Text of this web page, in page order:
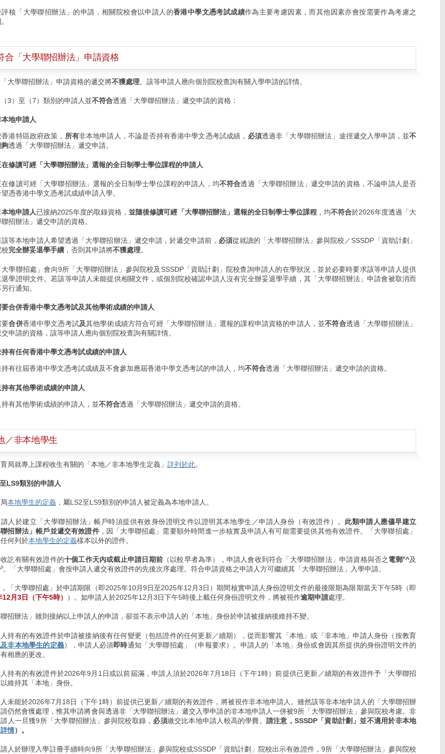
評核「⼤學聯招辦法」的申請，相關院校會以申請人的香港中學文憑考試成績作為主要考慮因素，而其他因素亦會按需要作為考慮之
合「大學聯招辦法」申請資格
大學聯招辦法」申請資格的遞交將不獲處理。該等申請人應向個別院校查詢有關入學申請的詳情。
3）至（7）類別的申請人並不符合透過「大學聯招辦法」遞交申請的資格：
本地申請人
香港特區政府政策， 所有非本地申請人，不論是否持有香港中學文憑考試成績， 必須透過非「大學聯招辦法」途徑遞交入學申請，並不
夠透過「大學聯招辦法」遞交申請。
在修讀可經「大學聯招辦法」選報的全日制學士學位課程的申請人
在修讀可經「大學聯招辦法」選報的全日制學士學位課程的申請人，均不符合透過「大學聯招辦法」遞交申請的資格，不論申請人是否
望憑香港中學文憑考試成績申請入學。
本地申請人已接納2025年度的取錄資格，並隨後修讀可經「大學聯招辦法」選報的全日制學士學位課程，均不符合於2026年度透過「大
招辦法」遞交申請的資格。
該等本地申請人希望透過「大學聯招辦法」遞交申請，於遞交申請前， 必須從就讀的「大學聯招辦法」參與院校／SSSDP「資助計劃」
完全辦妥退學手續 ，否則其申請將不獲處理。
大學聯招處」會向9所「大學聯招辦法」參與院校及SSSDP「資助計劃」院校查詢申請人的在學狀況，並於必要時要求該等申請人提供
退學證明文件。若該等申請人未能提供相關文件，或個別院校確認申請人沒有完全辦妥退學手續，其「大學聯招辦法」申請會被取消而
行通知。
要合併香港中學文憑考試及其他學術成績的申請人
要合併香港中學文憑考試及其他學術成績方符合可經「大學聯招辦法」選報的課程申請資格的申請人，並不符合透過「大學聯招辦法」
交申請的資格，該等申請人應向個別院校查詢有關詳情。
持有任何香港中學文憑考試成績的申請人
持有往屆香港中學文憑考試成績及不會參加應屆香港中學文憑考試的申請人，均不符合透過「大學聯招辦法」遞交申請的資格。
持有其他學術成績的申請人
持有其他學術成績的申請人，並不符合透過「大學聯招辦法」遞交申請的資格。
／非本地學生
局就專上課程收生有關的「本地／非本地學生定義」 詳列於此。
LS9類別的申請人
本地學生的定義，屬LS2至LS9類別的申請人被定義為本地申請人。
人於建立「大學聯招辦法」帳戶時須提供有效身份證明文件以證明其本地學生／申請人身份（有效證件）。 此類申請人應儘早建立
招辦法」帳戶並遞交有效證件，因「大學聯招處」需要額外時間進一步核實及申請人有可能需要提供其他有效證件。「大學聯招處」
何列於本地學生的定義樣本以外的證件。
訖有關有效證件的十個工作天內或截止申請日期前（以較早者為準），申請人會收到符合「大學聯招辦法」申請資格與否之電郵#^及
◊。「大學聯招處」會按申請人遞交有效證件的先後次序處理。符合申請資格之申請人方可繼續其「大學聯招辦法」入學申請。
「大學聯招處」於申請期限（即2025年10月9日至2025年12月3日）期間核實申請人身份證明文件的最後限期為限期當天下午5時（即
月3日（下午5時）
）。如申請人於2025年12月3日下午5時後上載任何身份證明文件，將被視作逾期申請處理。
招辦法」雖則接納以上申請人的申請，卻並不表示申請人的「本地」身份於申請被接納後維持不變。
持有的有效證件於申請被接納後有任何變更（包括證件的任何更新／續期），從而影響其「本地」或「非本地」申請人身份（按教育
非本地學生的定義），申請人必須即時通知「大學聯招處」（申報要求）。申請人的「本地」身份或會因其所提供的身份證明文件的
相應的更改。
持有的有效證件於2026年9月1日或以前屆滿，申請人須於2026年7月18日（下午1時）前提供已更新／續期的有效證件予「大學聯招
維持其「本地」身份。
未能於2026年7月18日（下午1時）前提供已更新／續期的有效證件，將被視作非本地申請人。雖然該等非本地申請人的「大學聯招辦
仍然會獲處理，惟其申請將會與透過非「大學聯招辦法」遞交入學申請的非本地申請人一併被9所「大學聯招辦法」參與院校考慮。非
人一旦獲9所「大學聯招辦法」參與院校取錄， 必須繳交比本地申請人較高的學費。 請注意，SSSDP「資助計劃」並不適用於非本地
詳情）。
人於辦理入學註冊手續時向9所「大學聯招辦法」參與院校或SSSDP「資助計劃」院校出示有效證件，9所「大學聯招辦法」參與院校